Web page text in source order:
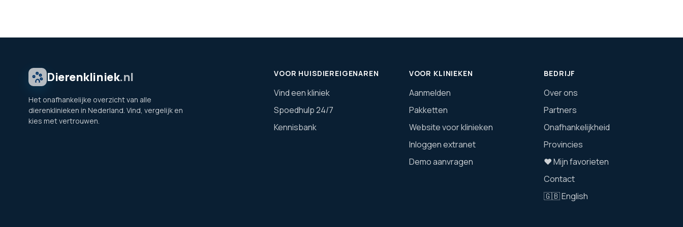
Dierenkliniek.nl
Het onafhankelijke overzicht van alle
dierenklinieken in Nederland. Vind, vergelijk en
kies met vertrouwen.
VOOR HUISDIEREIGENAREN
Vind een kliniek
Spoedhulp 24/7
Kennisbank
VOOR KLINIEKEN
Aanmelden
Pakketten
Website voor klinieken
Inloggen extranet
Demo aanvragen
BEDRIJF
Over ons
Partners
Onafhankelijkheid
Provincies
❤️ Mijn favorieten
Contact
🇬🇧 English